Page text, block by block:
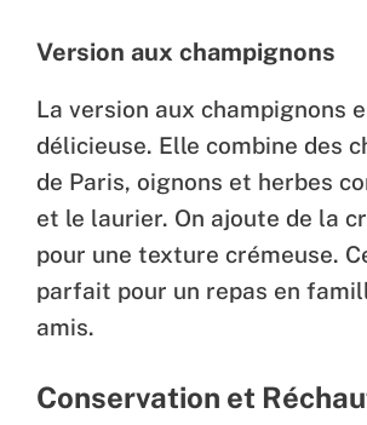
Version aux champignons
La version aux champignons
délicieuse. Elle combine des
de Paris, oignons et herbes
et le laurier. On ajoute de la
pour une texture crémeuse.
parfait pour un repas en
amis.
Conservation et